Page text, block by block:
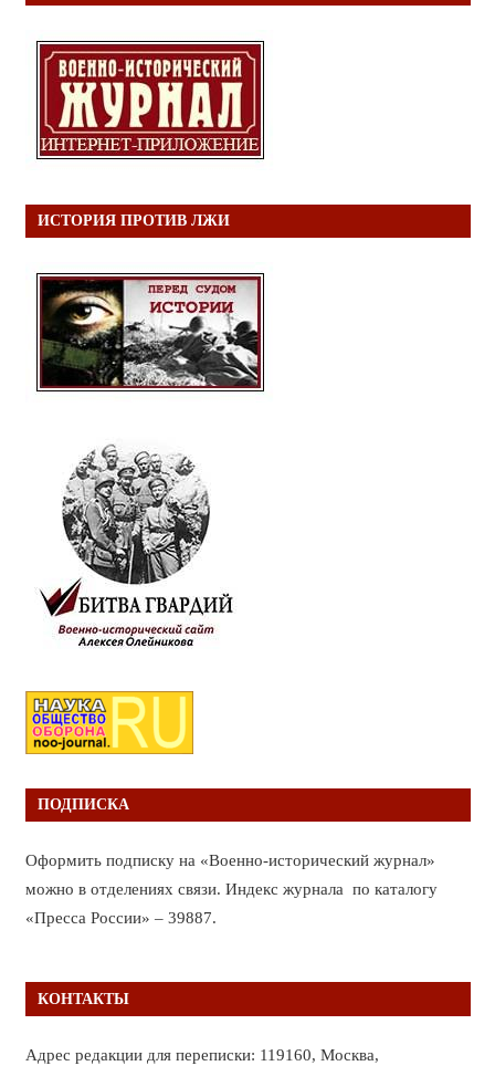
ИСТОРИЯ ПРОТИВ ЛЖИ
ПОДПИСКА
Оформить подписку на «Военно-исторический журнал»
можно в отделениях связи. Индекс журнала по каталогу
«Пресса России» – 39887.
КОНТАКТЫ
Адрес редакции для переписки: 119160, Москва,